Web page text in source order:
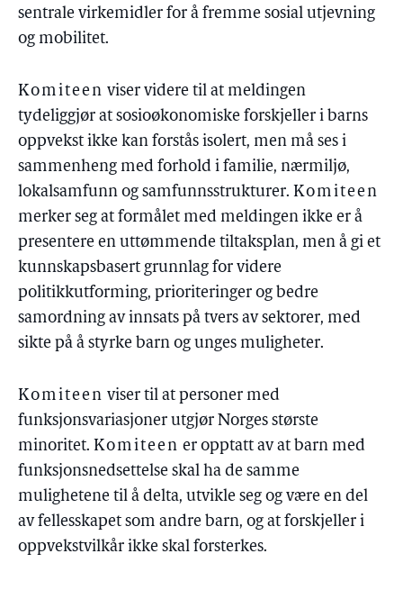
sentrale virkemidler for å fremme sosial utjevning
og mobilitet.
Komiteen viser videre til at meldingen
tydeliggjør at sosioøkonomiske forskjeller i barns
oppvekst ikke kan forstås isolert, men må ses i
sammenheng med forhold i familie, nærmiljø,
lokalsamfunn og samfunnsstrukturer. Komiteen
merker seg at formålet med meldingen ikke er å
presentere en uttømmende tiltaksplan, men å gi et
kunnskapsbasert grunnlag for videre
politikkutforming, prioriteringer og bedre
samordning av innsats på tvers av sektorer, med
sikte på å styrke barn og unges muligheter.
Komiteen viser til at personer med
funksjonsvariasjoner utgjør Norges største
minoritet. Komiteen er opptatt av at barn med
funksjonsnedsettelse skal ha de samme
mulighetene til å delta, utvikle seg og være en del
av fellesskapet som andre barn, og at forskjeller i
oppvekstvilkår ikke skal forsterkes.